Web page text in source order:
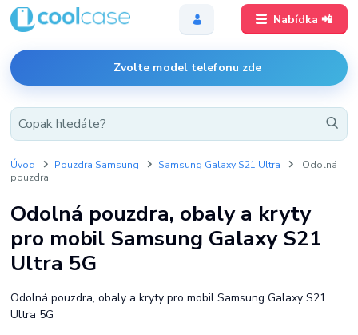
Nabídka 📲
Zvolte model telefonu zde
Úvod Pouzdra Samsung Samsung Galaxy S21 Ultra
Odolná
pouzdra
Odolná pouzdra, obaly a kryty
pro mobil Samsung Galaxy S21
Ultra 5G
Odolná pouzdra, obaly a kryty pro mobil Samsung Galaxy S21
Ultra 5G